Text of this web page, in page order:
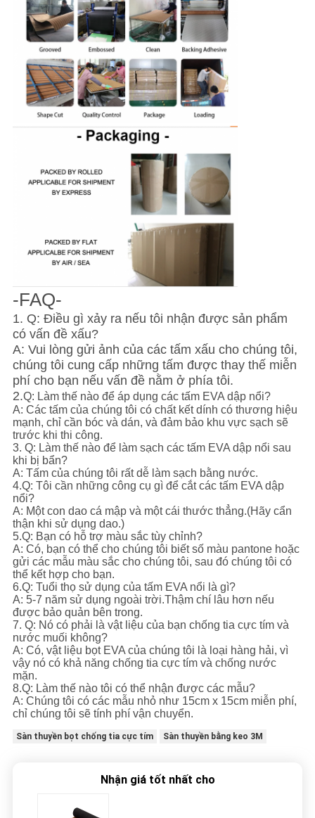
-FAQ-
1. Q: Điều gì xảy ra nếu tôi nhận được sản phẩm
có vấn đề xấu?
A: Vui lòng gửi ảnh của các tấm xấu cho chúng tôi,
chúng tôi cung cấp những tấm được thay thế miễn
phí cho bạn nếu vấn đề nằm ở phía tôi.
2.Q: Làm thế nào để áp dụng các tấm EVA dập nổi?
A: Các tấm của chúng tôi có chất kết dính có thương hiệu
mạnh, chỉ cần bóc và dán, và đảm bảo khu vực sạch sẽ
trước khi thi công.
3. Q: Làm thế nào để làm sạch các tấm EVA dập nổi sau
khi bị bẩn?
A: Tấm của chúng tôi rất dễ làm sạch bằng nước.
4.Q: Tôi cần những công cụ gì để cắt các tấm EVA dập
nổi?
A: Một con dao cá mập và một cái thước thẳng.(Hãy cẩn
thận khi sử dụng dao.)
5.Q: Bạn có hỗ trợ màu sắc tùy chỉnh?
A: Có, bạn có thể cho chúng tôi biết số màu pantone hoặc
gửi các mẫu màu sắc cho chúng tôi, sau đó chúng tôi có
thể kết hợp cho bạn.
6.Q: Tuổi thọ sử dụng của tấm EVA nổi là gì?
A: 5-7 năm sử dụng ngoài trời.Thậm chí lâu hơn nếu
được bảo quản bên trong.
7. Q: Nó có phải là vật liệu của bạn chống tia cực tím và
nước muối không?
A: Có, vật liệu bọt EVA của chúng tôi là loại hàng hải, vì
vậy nó có khả năng chống tia cực tím và chống nước
mặn.
8.Q: Làm thế nào tôi có thể nhận được các mẫu?
A: Chúng tôi có các mẫu nhỏ như 15cm x 15cm miễn phí,
chỉ chúng tôi sẽ tính phí vận chuyển.
Sàn thuyền bọt chống tia cực tím Sàn thuyền bằng keo 3M
Nhận giá tốt nhất cho